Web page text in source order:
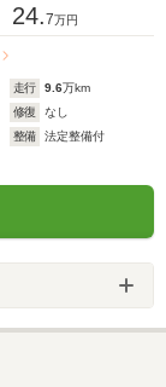
24.7万円
走行 9.6万km
修復
なし
整備
法定整備付